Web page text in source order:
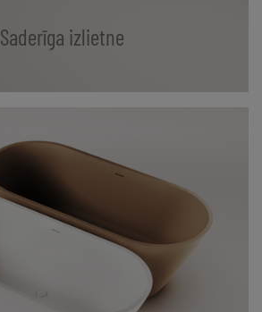
Saderīga izlietne